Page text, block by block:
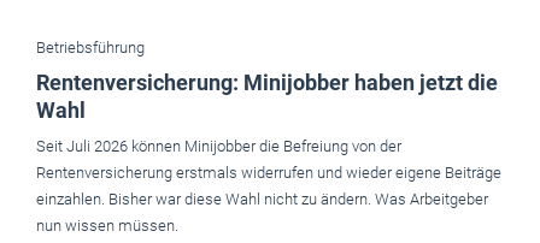
einzahlen. Bisher war diese Wahl nicht zu ändern. Was Arbeitgeber
Juli 2026